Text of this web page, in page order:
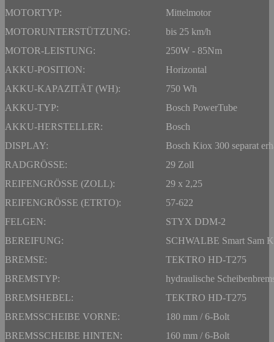
MOTORTYP:
Mittelmotor
MOTORUNTERSTÜTZUNG:
bis 25 km/h
MOTOR-LEISTUNG:
250W - 85Nm
AKKU-POSITION:
Horizontal
AKKU-KAPAZITÄT (WH):
750 Wh
AKKU-TYP:
Bosch PowerTube
AKKU-HERSTELLER:
Bosch
DISPLAY:
Bosch Kiox 300 separat
RADGRÖSSE:
29 Zoll
REIFENGRÖSSE (ZOLL):
29 x 2,25
REIFENGRÖSSE (ETRTO):
57-622
FELGEN:
STYX DDM-2
BEREIFUNG:
SCHWALBE Smart Sam
BREMSE:
TEKTRO HD-T275
BREMSTYP:
hydraulische
BREMSHEBEL:
TEKTRO HD-T275
BREMSSCHEIBE VORNE:
180 mm / 6-Bolt
BREMSSCHEIBE HINTEN:
160 mm / 6-Bolt